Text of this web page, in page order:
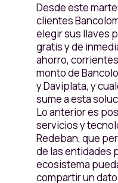
Desde este
clientes
elegir sus llaves
gratis y de
ahorro,
monto de
y Daviplata, y
sume a esta
Lo anterior es
servicios y
Redeban, que
de las entidades
ecosistema
compartir un